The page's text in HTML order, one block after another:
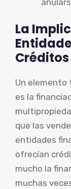
La
Un elemento
es la
que las
entidades
ofrecían
mucho la
muchas